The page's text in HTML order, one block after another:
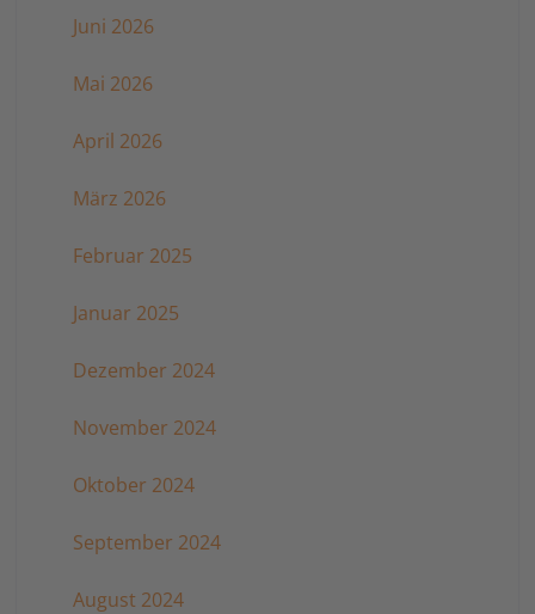
Juni 2026
Mai 2026
April 2026
März 2026
Februar 2025
Januar 2025
Dezember 2024
November 2024
Oktober 2024
September 2024
August 2024